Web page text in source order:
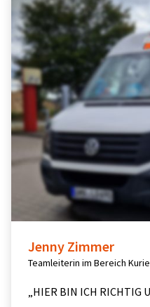
Jenny Zimmer
Teamleiterin im Bereich
„HIER BIN ICH RICHTIG